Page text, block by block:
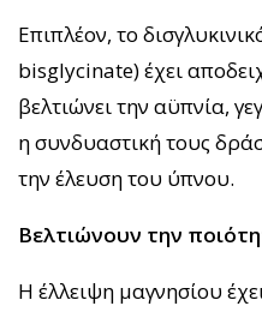
Επιπλέον, το
bisglycinate) έχει
βελτιώνει την αϋπνία,
η συνδυαστική τους
την έλευση του ύπνου.
Βελτιώνουν την
Η έλλειψη μαγνησίου